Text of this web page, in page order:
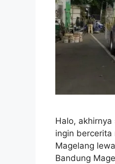
Halo,
ingin bercerita
Magelang
Bandung